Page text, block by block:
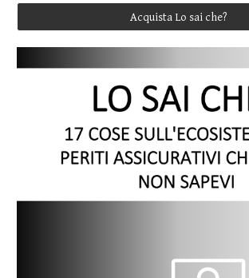
Acquista Lo sai che?